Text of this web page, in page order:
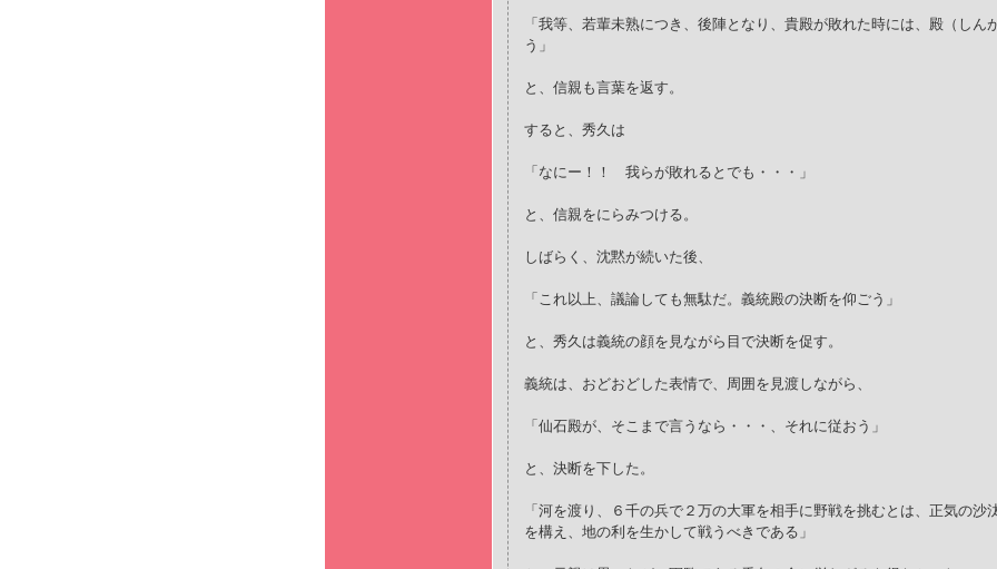
「我等、若輩未熟につき、後陣となり、貴殿が敗れた時には、殿（しん
う」
と、信親も言葉を返す。
すると、秀久は
「なにー！！ 我らが敗れるとでも・・・」
と、信親をにらみつける。
しばらく、沈黙が続いた後、
「これ以上、議論しても無駄だ。義統殿の決断を仰ごう」
と、秀久は義統の顔を見ながら目で決断を促す。
義統は、おどおどした表情で、周囲を見渡しながら、
「仙石殿が、そこまで言うなら・・・、それに従おう」
と、決断を下した。
「河を渡り、６千の兵で２万の大軍を相手に野戦を挑むとは、正気の沙
を構え、地の利を生かして戦うべきである」